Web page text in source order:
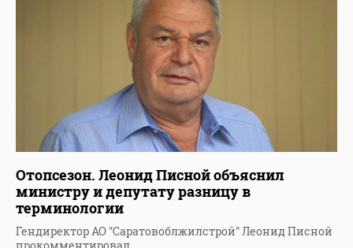
Отопсезон. Леонид Писной объяснил
министру и депутату разницу в
терминологии
Гендиректор АО "Саратовоблжилстрой" Леонид Писной